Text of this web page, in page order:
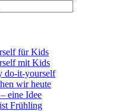
für Kids
mit Kids
do-it-yourself
wir heute
eine Idee
Frühling